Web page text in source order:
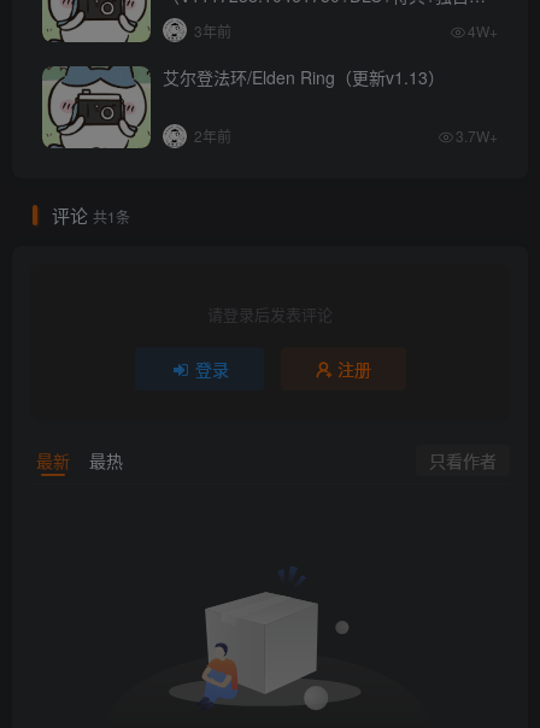
容）
3年前 4W+
艾尔登法环/Elden Ring（更新v1.13）
2年前 3.7W+
评论 共1条
请登录后发表评论
登录 注册
最新 最热 只看作者